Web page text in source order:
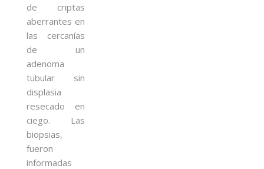
de criptas
aberrantes en
las cercanías
de un
adenoma
tubular sin
displasia
resecado en
ciego. Las
biopsias,
fueron
informadas